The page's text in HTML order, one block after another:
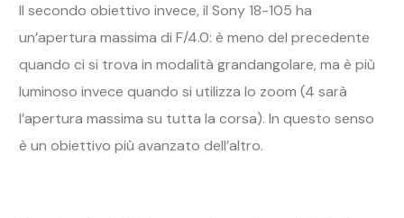
Il secondo obiettivo invece, il Sony 18-105 ha
un’apertura massima di F/4.0: è meno del precedente
quando ci si trova in modalità grandangolare, ma è più
luminoso invece quando si utilizza lo zoom (4 sarà
l’apertura massima su tutta la corsa). In questo senso
è un obiettivo più avanzato dell’altro.